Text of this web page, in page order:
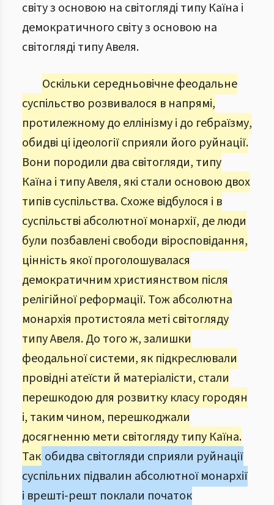
світу з основою на світогляді типу Каїна і
демократичного світу з основою на
світогляді типу Авеля.
Оскільки середньовічне феодальне
суспільство розвивалося в напрямі,
протилежному до еллінізму і до гебраїзму,
обидві ці ідеології сприяли його руйнації.
Вони породили два світогляди, типу
Каїна і типу Авеля, які стали основою двох
типів суспільства. Схоже відбулося і в
суспільстві абсолютної монархії, де люди
були позбавлені свободи віросповідання,
цінність якої проголошувалася
демократичним християнством після
релігійної реформації. Тож абсолютна
монархія протистояла меті світогляду
типу Авеля. До того ж, залишки
феодальної системи, як підкреслювали
провідні атеїсти й матеріалісти, стали
перешкодою для розвитку класу городян
і, таким чином, перешкоджали
досягненню мети світогляду типу Каїна.
Так обидва світогляди сприяли руйнації
суспільних підвалин абсолютної монархії
і врешті-решт поклали початок